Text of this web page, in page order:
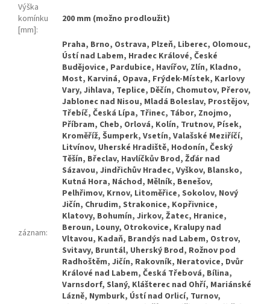
Výška
komínku
[mm]:
200 mm (možno prodloužit)
záznam:
Praha, Brno, Ostrava, Plzeň, Liberec, Olomouc, Ústí nad Labem, Hradec Králové, České Budějovice, Pardubice, Havířov, Zlín, Kladno, Most, Karviná, Opava, Frýdek-Místek, Karlovy Vary, Jihlava, Teplice, Děčín, Chomutov, Přerov, Jablonec nad Nisou, Mladá Boleslav, Prostějov, Třebíč, Česká Lípa, Třinec, Tábor, Znojmo, Příbram, Cheb, Orlová, Kolín, Trutnov, Písek, Kroměříž, Šumperk, Vsetín, Valašské Meziříčí, Litvínov, Uherské Hradiště, Hodonín, Český Těšín, Břeclav, Havlíčkův Brod, Žďár nad Sázavou, Jindřichův Hradec, Vyškov, Blansko, Kutná Hora, Náchod, Mělník, Benešov, Pelhřimov, Krnov, Litoměřice, Sokolov, Nový Jičín, Chrudim, Strakonice, Kopřivnice, Klatovy, Bohumín, Jirkov, Žatec, Hranice, Beroun, Louny, Otrokovice, Kralupy nad Vltavou, Kadaň, Brandýs nad Labem, Ostrov, Svitavy, Bruntál, Uherský Brod, Rožnov pod Radhoštěm, Jičín, Rakovník, Neratovice, Dvůr Králové nad Labem, Česká Třebová, Bílina, Varnsdorf, Slaný, Klášterec nad Ohří, Mariánské Lázně, Nymburk, Ústí nad Orlicí, Turnov, Chodov, Rokycany, Hlučín, Poděbrady, Zábřeh, Šternberk, Krupka, Říčany, Český Krumlov, Roudnice nad Labem, Aš, Tachov, Vrchlabí, Jaroměř, Vysoké Mýto, Nový Bor, Holešov, Vlašim,